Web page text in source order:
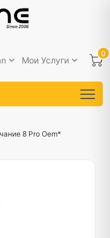
Мои Услуги
0
8 Pro Oem*